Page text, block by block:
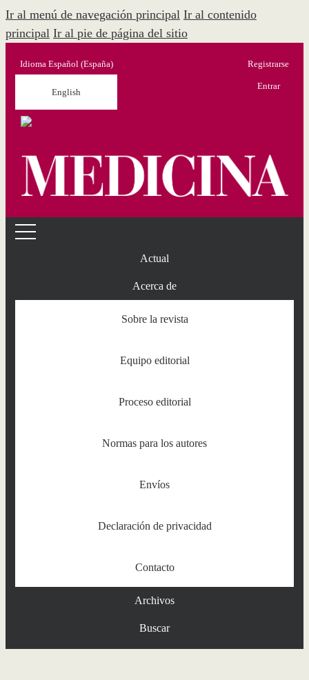
Ir al menú de navegación principal Ir al contenido
principal Ir al pie de página del sitio
Idioma Español (España)
English
Registrarse
Entrar
Actual
Acerca de
Sobre la revista
Equipo editorial
Proceso editorial
Normas para los autores
Envíos
Declaración de privacidad
Contacto
Archivos
Buscar